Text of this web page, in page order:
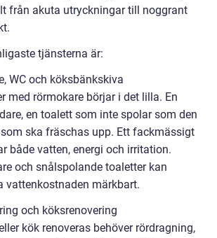
från akuta utryckningar till noggrant
tjänsterna är:
WC och köksbänkskiva
med rörmokare börjar i det lilla. En
en toalett som inte spolar som den
ska fräschas upp. Ett fackmässigt
både vatten, energi och irritation.
och snålspolande toaletter kan
vattenkostnaden märkbart.
och köksrenovering
kök renoveras behöver rördragning,